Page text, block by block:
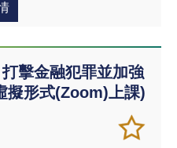
擊金融犯罪並加強
擬形式(Zoom)上課)
加
入/
儲存
課程